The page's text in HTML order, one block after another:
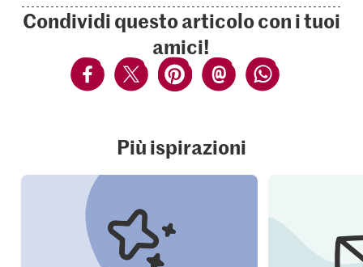
Condividi questo articolo con i tuoi
amici!
Più ispirazioni